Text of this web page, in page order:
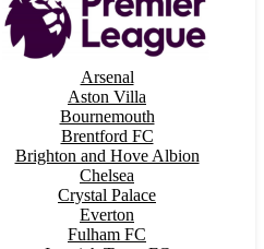
Arsenal
Aston Villa
Bournemouth
Brentford FC
Brighton and Hove Albion
Chelsea
Crystal Palace
Everton
Fulham FC